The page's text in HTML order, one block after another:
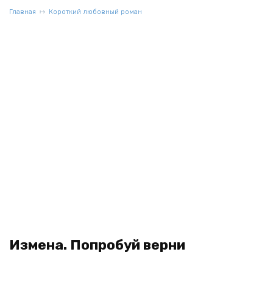
Главная Короткий любовный роман
Измена. Попробуй верни